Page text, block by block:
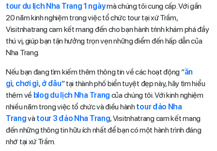
tour du lịch Nha Trang 1 ngàymà chúng tôi cung cấp. Với gần
20 năm kinh nghiệm trong việc tổ chức tour tại xứ Trầm,
Visitnhatrang cam kết mang đến cho bạn hành trình khám phá đầy
thú vị, giúp bạn tận hưởng trọn vẹn những điểm đến hấp dẫn của
Nha Trang.
Nếu bạn đang tìm kiếm thêm thông tin về các hoạt động “ăn
gì, chơi gì, ở đâu” tại thành phố biển tuyệt đẹp này, hãy tìm hiểu
thêm về blog du lịch Nha Trang của chúng tôi. Với kinh nghiệm
nhiều năm trong việc tổ chức và điều hành tour đảo Nha
Trangvà tour 3 đảo Nha Trang, Visitnhatrang cam kết mang
đến những thông tin hữu ích nhất để bạn có một hành trình đáng
nhớ tại xứ Trầm.